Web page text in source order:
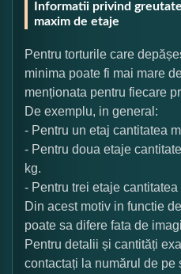
Informatii privind
maxim de etaje
Pentru torturile care
minima poate fi mai mare
menționata pentru fiecare
De exemplu, in general:
- Pentru un etaj cantitatea
- Pentru doua etaje
kg.
- Pentru trei etaje
Din acest motiv in functie
poate sa difere fata de
Pentru detalii și cantități
contactați la numărul de pe